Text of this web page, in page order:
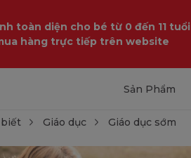
toàn diện cho bé từ 0 đến 11 tuổi
hàng trực tiếp trên website
Sản Phẩm
biết Giáo dục Giáo dục sớm